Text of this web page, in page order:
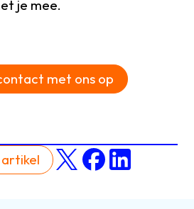
je mee.
met ons op